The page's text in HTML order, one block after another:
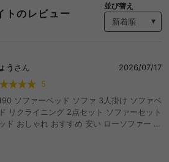
トのレビュー
並び替え
う さん
2026/07/17
5
ソファーベッド ソファ 3人掛け ソファベ
リクライニング 2点セット ソファーセット
ド おしゃれ おすすめ 安い ローソファー コ